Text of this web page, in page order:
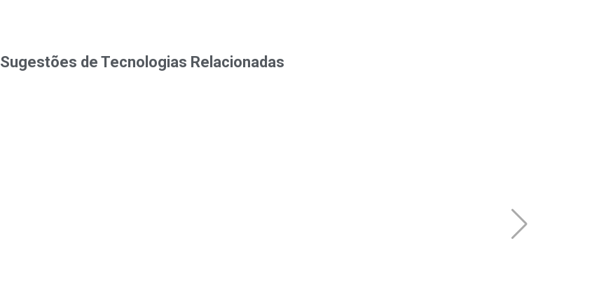
Sugestões de Tecnologias Relacionadas